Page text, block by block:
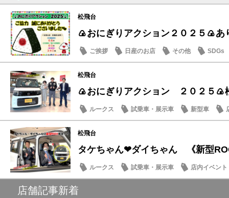
松飛台
🍙おにぎりアクション２０２５🍙あ
ご挨拶 日産のお店 その他 SDGs
松飛台
🍙おにぎりアクション ２０２５
ルークス 試乗車・展示車 新型車
松飛台
タケちゃん❤ダイちゃん 《新型
ルークス 試乗車・展示車 店内イベント
店舗記事新着